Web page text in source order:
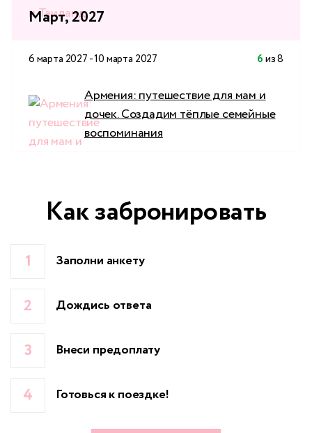
Март, 2027
6 марта 2027 - 10 марта 2027 6из 8
Армения: путешествие для мам и
дочек. Создадим тёплые семейные
воспоминания
Как забронировать
Заполни анкету
Дождись ответа
Внеси предоплату
Готовься к поездке!